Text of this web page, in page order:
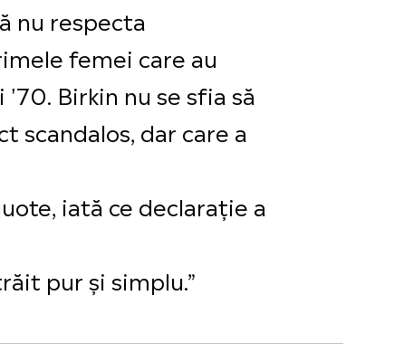
nu respecta
femei care au
Birkin nu se sfia să
scandalos, dar care a
iată ce declarație a
pur și simplu.”